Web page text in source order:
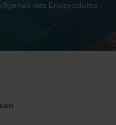
des Endprodukts